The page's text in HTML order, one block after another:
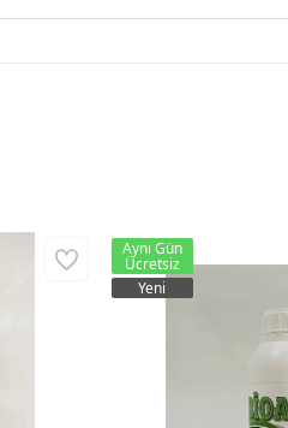
Aynı Gün
Ücretsiz
Yeni